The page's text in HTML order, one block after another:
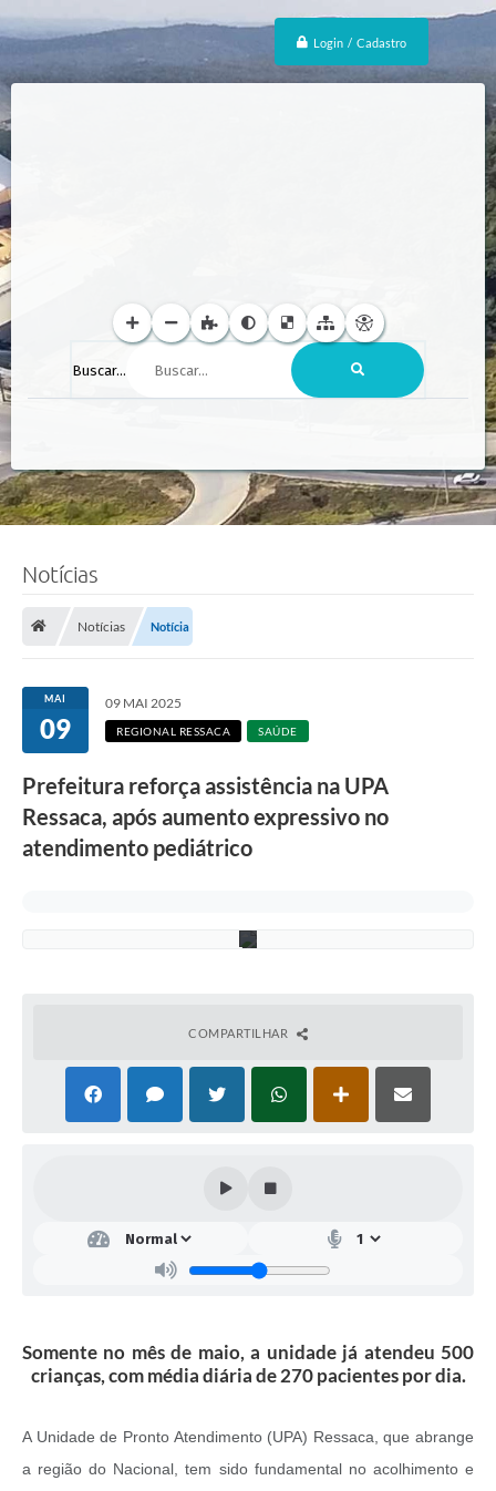
Login / Cadastro
Buscar...
Notícias
Notícias Notícia
MAI
09
09 MAI 2025
REGIONAL RESSACA SAÚDE
Prefeitura reforça assistência na UPA
Ressaca, após aumento expressivo no
atendimento pediátrico
o
n
i
e
V
COMPARTILHAR
Somente no mês de maio, a unidade já atendeu 500
crianças, com média diária de 270 pacientes por dia.
A Unidade de Pronto Atendimento (UPA) Ressaca, que abrange
a região do Nacional, tem sido fundamental no acolhimento e